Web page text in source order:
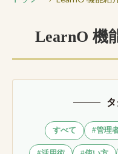
LearnO 機
すべて #管理